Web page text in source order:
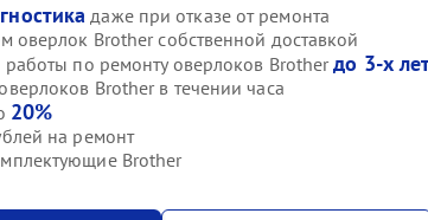
даже при отказе от ремонта
оверлок Brother собственной доставкой
работы по ремонту оверлоков Brotherдо 3-х
Brother в течении часа
20%
на ремонт
Brother